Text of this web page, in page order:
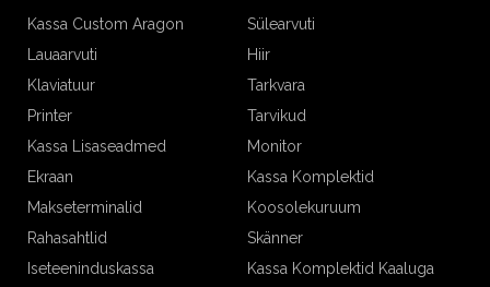
Kassa Custom Aragon
Sülearvuti
Lauaarvuti
Hiir
Klaviatuur
Tarkvara
Printer
Tarvikud
Kassa Lisaseadmed
Monitor
Ekraan
Kassa Komplektid
Makseterminalid
Koosolekuruum
Rahasahtlid
Skänner
Iseteeninduskassa
Kassa Komplektid Kaaluga